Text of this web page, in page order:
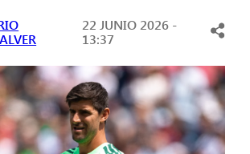
22 JUNIO 2026 -
13:37